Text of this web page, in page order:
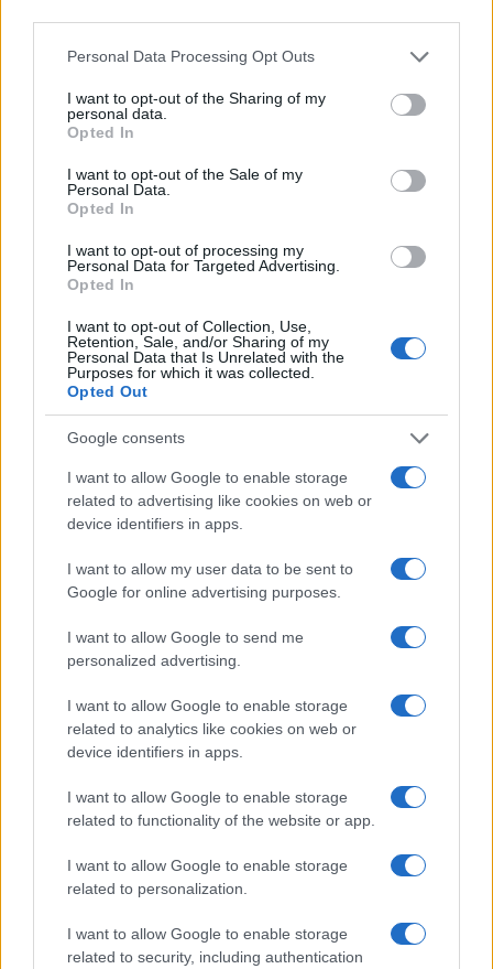
Please note that this website/app uses one or more Google
not limited to your visit or usage behaviour. You may click to
grant or deny consent to Google and its third-party tags to
use your data for below specified purposes in below Google
consent section.
Personal Data Processing Opt Outs
I want to opt-out of the Sharing of my
personal data.
Opted In
I want to opt-out of the Sale of my
Personal Data.
Opted In
I want to opt-out of processing my
Personal Data for Targeted Advertising.
Opted In
I want to opt-out of Collection, Use,
Retention, Sale, and/or Sharing of my
Personal Data that Is Unrelated with the
Purposes for which it was collected.
Opted Out
Google consents
I want to allow Google to enable storage
related to advertising like cookies on web or
device identifiers in apps.
I want to allow my user data to be sent to
Google for online advertising purposes.
I want to allow Google to send me
personalized advertising.
I want to allow Google to enable storage
related to analytics like cookies on web or
device identifiers in apps.
I want to allow Google to enable storage
related to functionality of the website or app.
I want to allow Google to enable storage
related to personalization.
I want to allow Google to enable storage
related to security, including authentication
ΕΛΛΑΔΑ
Αθηνών-Σουνίου: ΙΧ συγκρούστηκε με μηχανή της
ΔΙΑΣ – Τραυματίστηκαν δύο αστυνομικοί
ΕΛΛΑΔΑ
Καιρός: Σταθερά αυγουστιάτικη εικόνα και
σήμερα – Δεν θα ξεπεράσει τους 37°C το
θερμόμετρο στις περισσότερες περιοχές
9/08/2026 - 8:10πμ